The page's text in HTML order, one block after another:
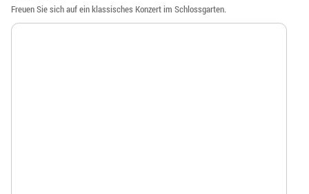
Freuen Sie sich auf ein klassisches Konzert im Schlossgarten.